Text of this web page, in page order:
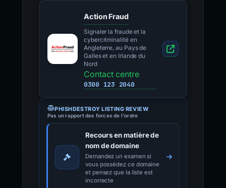
Action Fraud
Signaler la fraude et la
cybercriminalité en
Angleterre, au Pays de
Galles et en Irlande du
Nord
Contact centre
0300 123 2040
PHISHDESTROY LISTING REVIEW
Pas un rapport des forces de l'ordre
Recours en matière de
nom de domaine
Demandez un examen si
vous possédez ce domaine
et pensez que la liste est
incorrecte